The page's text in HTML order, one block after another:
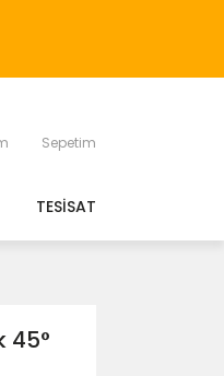
Sepetim
TESİSAT
45°